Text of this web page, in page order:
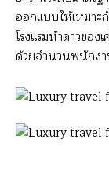
ออกแบบให้เหมาะ
โรงแรมห้าดาวขอ
ด้วยจำนวนพนักงา